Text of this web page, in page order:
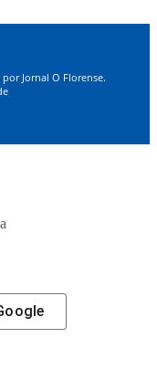
Jornal O Florense.